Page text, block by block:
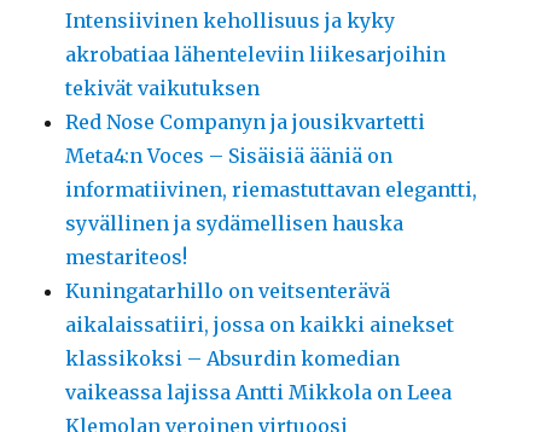
Intensiivinen kehollisuus ja kyky
akrobatiaa lähenteleviin liikesarjoihin
tekivät vaikutuksen
Red Nose Companyn ja jousikvartetti
Meta4:n Voces – Sisäisiä ääniä on
informatiivinen, riemastuttavan elegantti,
syvällinen ja sydämellisen hauska
mestariteos!
Kuningatarhillo on veitsenterävä
aikalaissatiiri, jossa on kaikki ainekset
klassikoksi – Absurdin komedian
vaikeassa lajissa Antti Mikkola on Leea
Klemolan veroinen virtuoosi